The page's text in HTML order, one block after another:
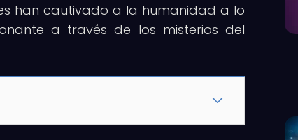
han cautivado a la humanidad a lo
a través de los misterios del